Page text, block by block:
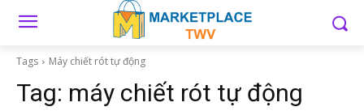
Tags Máy chiết rót tự động
Tag: máy chiết rót tự động